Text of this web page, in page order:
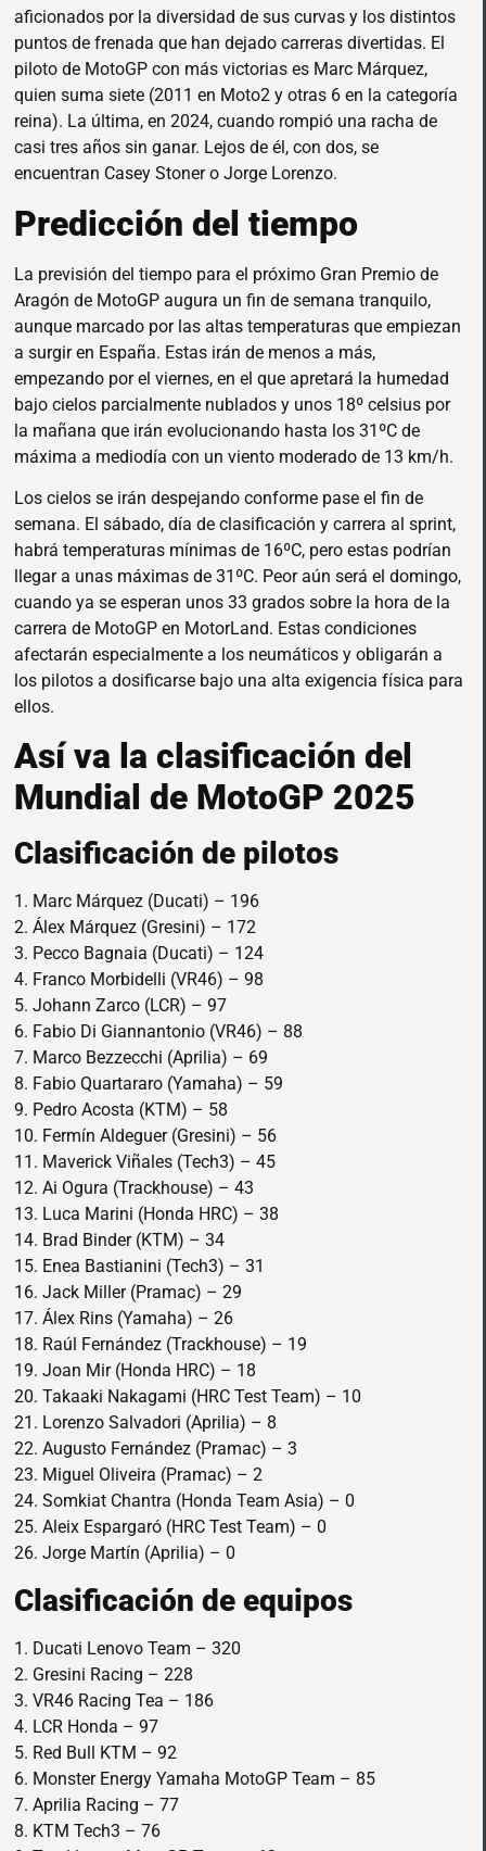
aficionados por la diversidad de sus curvas y los distintos
puntos de frenada que han dejado carreras divertidas. El
piloto de MotoGP con más victorias es Marc Márquez,
quien suma siete (2011 en Moto2 y otras 6 en la categoría
reina). La última, en 2024, cuando rompió una racha de
casi tres años sin ganar. Lejos de él, con dos, se
encuentran Casey Stoner o Jorge Lorenzo.
Predicción del tiempo
La previsión del tiempo para el próximo Gran Premio de
Aragón de MotoGP augura un fin de semana tranquilo,
aunque marcado por las altas temperaturas que empiezan
a surgir en España. Estas irán de menos a más,
empezando por el viernes, en el que apretará la humedad
bajo cielos parcialmente nublados y unos 18º celsius por
la mañana que irán evolucionando hasta los 31ºC de
máxima a mediodía con un viento moderado de 13 km/h.
Los cielos se irán despejando conforme pase el fin de
semana. El sábado, día de clasificación y carrera al sprint,
habrá temperaturas mínimas de 16ºC, pero estas podrían
llegar a unas máximas de 31ºC. Peor aún será el domingo,
cuando ya se esperan unos 33 grados sobre la hora de la
carrera de MotoGP en MotorLand. Estas condiciones
afectarán especialmente a los neumáticos y obligarán a
los pilotos a dosificarse bajo una alta exigencia física para
ellos.
Así va la clasificación del
Mundial de MotoGP 2025
Clasificación de pilotos
1. Marc Márquez (Ducati) – 196
2. Álex Márquez (Gresini) – 172
3. Pecco Bagnaia (Ducati) – 124
4. Franco Morbidelli (VR46) – 98
5. Johann Zarco (LCR) – 97
6. Fabio Di Giannantonio (VR46) – 88
7. Marco Bezzecchi (Aprilia) – 69
8. Fabio Quartararo (Yamaha) – 59
9. Pedro Acosta (KTM) – 58
10. Fermín Aldeguer (Gresini) – 56
11. Maverick Viñales (Tech3) – 45
12. Ai Ogura (Trackhouse) – 43
13. Luca Marini (Honda HRC) – 38
14. Brad Binder (KTM) – 34
15. Enea Bastianini (Tech3) – 31
16. Jack Miller (Pramac) – 29
17. Álex Rins (Yamaha) – 26
18. Raúl Fernández (Trackhouse) – 19
19. Joan Mir (Honda HRC) – 18
20. Takaaki Nakagami (HRC Test Team) – 10
21. Lorenzo Salvadori (Aprilia) – 8
22. Augusto Fernández (Pramac) – 3
23. Miguel Oliveira (Pramac) – 2
24. Somkiat Chantra (Honda Team Asia) – 0
25. Aleix Espargaró (HRC Test Team) – 0
26. Jorge Martín (Aprilia) – 0
Clasificación de equipos
1. Ducati Lenovo Team – 320
2. Gresini Racing – 228
3. VR46 Racing Tea – 186
4. LCR Honda – 97
5. Red Bull KTM – 92
6. Monster Energy Yamaha MotoGP Team – 85
7. Aprilia Racing – 77
8. KTM Tech3 – 76